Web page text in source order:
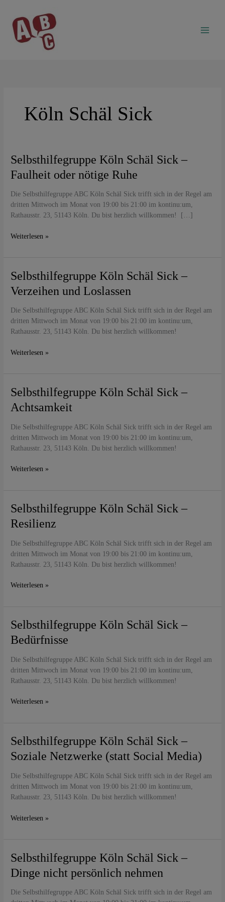
springen
Köln Schäl Sick
Selbsthilfegruppe Köln Schäl Sick –
Faulheit oder nötige Ruhe
Die Selbsthilfegruppe ABC Köln Schäl Sick trifft sich in der Regel am
dritten Mittwoch im Monat von 19:00 bis 21:00 im kontinu:um,
Rathausstr. 23, 51143 Köln. Du bist herzlich willkommen! […]
Selbsthilfegruppe
Schäl
–
Faulheit
oder
Ruhe
Weiterlesen »
Selbsthilfegruppe Köln Schäl Sick –
Verzeihen und Loslassen
Die Selbsthilfegruppe ABC Köln Schäl Sick trifft sich in der Regel am
dritten Mittwoch im Monat von 19:00 bis 21:00 im kontinu:um,
Rathausstr. 23, 51143 Köln. Du bist herzlich willkommen!
Selbsthilfegruppe
Schäl
Weiterlesen »
Selbsthilfegruppe Köln Schäl Sick –
Achtsamkeit
Die Selbsthilfegruppe ABC Köln Schäl Sick trifft sich in der Regel am
dritten Mittwoch im Monat von 19:00 bis 21:00 im kontinu:um,
Rathausstr. 23, 51143 Köln. Du bist herzlich willkommen!
Selbsthilfegruppe
Schäl
–
Achtsamkeit
Weiterlesen »
Selbsthilfegruppe Köln Schäl Sick –
Resilienz
Die Selbsthilfegruppe ABC Köln Schäl Sick trifft sich in der Regel am
dritten Mittwoch im Monat von 19:00 bis 21:00 im kontinu:um,
Rathausstr. 23, 51143 Köln. Du bist herzlich willkommen!
Selbsthilfegruppe
Schäl
–
Resilienz
Weiterlesen »
Selbsthilfegruppe Köln Schäl Sick –
Bedürfnisse
Die Selbsthilfegruppe ABC Köln Schäl Sick trifft sich in der Regel am
dritten Mittwoch im Monat von 19:00 bis 21:00 im kontinu:um,
Rathausstr. 23, 51143 Köln. Du bist herzlich willkommen!
Selbsthilfegruppe
Schäl
–
Bedürfnisse
Weiterlesen »
Selbsthilfegruppe Köln Schäl Sick –
Soziale Netzwerke (statt Social Media)
Die Selbsthilfegruppe ABC Köln Schäl Sick trifft sich in der Regel am
dritten Mittwoch im Monat von 19:00 bis 21:00 im kontinu:um,
Rathausstr. 23, 51143 Köln. Du bist herzlich willkommen!
Selbsthilfegruppe
Schäl
–
Soziale
Netzwerke
Social
Weiterlesen »
Selbsthilfegruppe Köln Schäl Sick –
Dinge nicht persönlich nehmen
Die Selbsthilfegruppe ABC Köln Schäl Sick trifft sich in der Regel am
Selbsthilfegruppe
Schäl
–